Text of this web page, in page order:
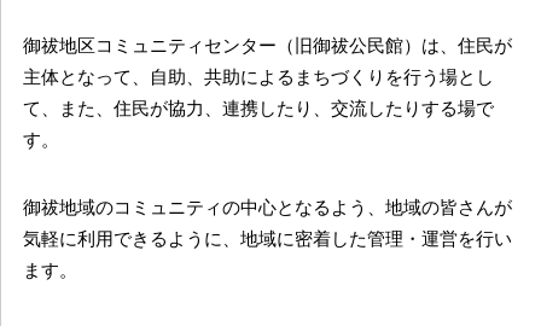
御祓地区コミュニティセンター（旧御祓公民館）は、住民が
主体となって、自助、共助によるまちづくりを行う場とし
て、また、住民が協力、連携したり、交流したりする場で
す。
御祓地域のコミュニティの中心となるよう、地域の皆さんが
気軽に利用できるように、地域に密着した管理・運営を行い
ます。